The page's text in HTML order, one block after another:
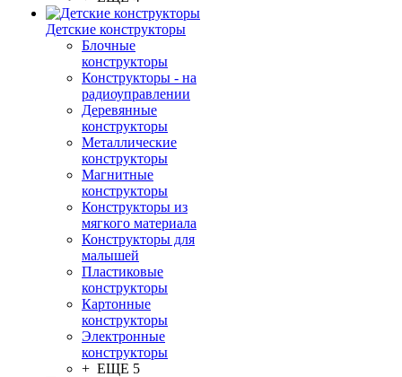
Детские конструкторы
Блочные
конструкторы
Конструкторы - на
радиоуправлении
Деревянные
конструкторы
Металлические
конструкторы
Магнитные
конструкторы
Конструкторы из
мягкого материала
Конструкторы для
малышей
Пластиковые
конструкторы
Картонные
конструкторы
Электронные
конструкторы
+ ЕЩЕ 5